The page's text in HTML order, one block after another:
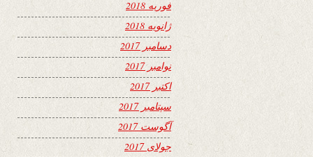
فوریه 2018
ژانویه 2018
دسامبر 2017
نوامبر 2017
اکتبر 2017
سپتامبر 2017
آگوست 2017
جولای 2017